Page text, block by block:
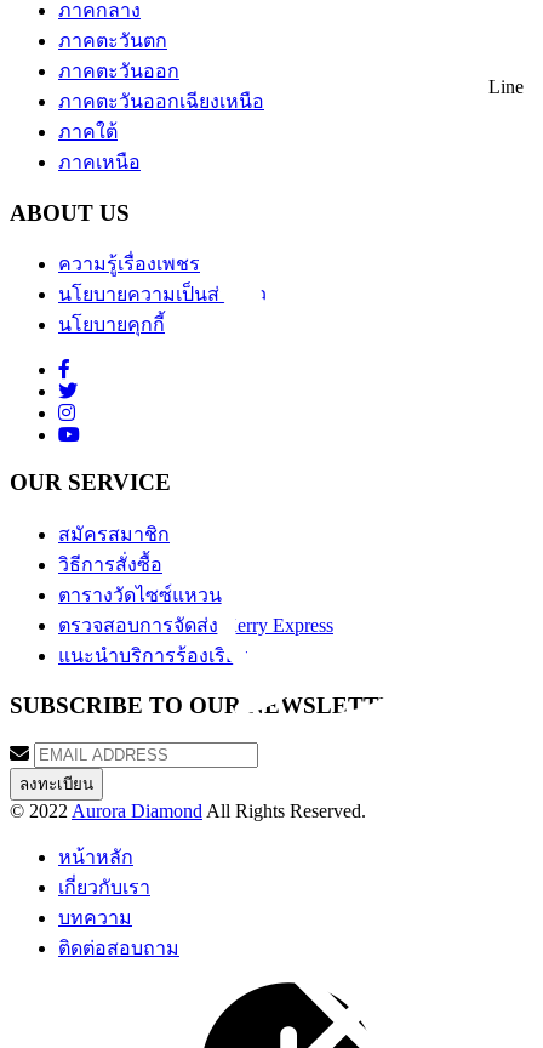
ภาคกลาง
ภาคตะวันตก
ภาคตะวันออก
ภาคตะวันออกเฉียงเหนือ
ภาคใต้
ภาคเหนือ
ABOUT US
ความรู้เรื่องเพชร
นโยบายความเป็นส่วนตัว
นโยบายคุกกี้
OUR SERVICE
สมัครสมาชิก
วิธีการสั่งซื้อ
ตารางวัดไซซ์แหวน
ตรวจสอบการจัดส่ง Kerry Express
แนะนำบริการร้องเรียน
SUBSCRIBE TO OUR NEWSLETTER
© 2022 Aurora Diamond All Rights Reserved.
หน้าหลัก
เกี่ยวกับเรา
บทความ
ติดต่อสอบถาม
Line